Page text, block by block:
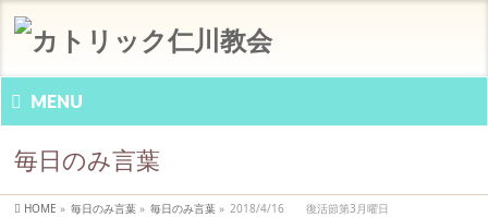
MENU
毎日のみ言葉
HOME » 毎日のみ言葉 » 毎日のみ言葉 » 2018/4/16 復活節第3月曜日